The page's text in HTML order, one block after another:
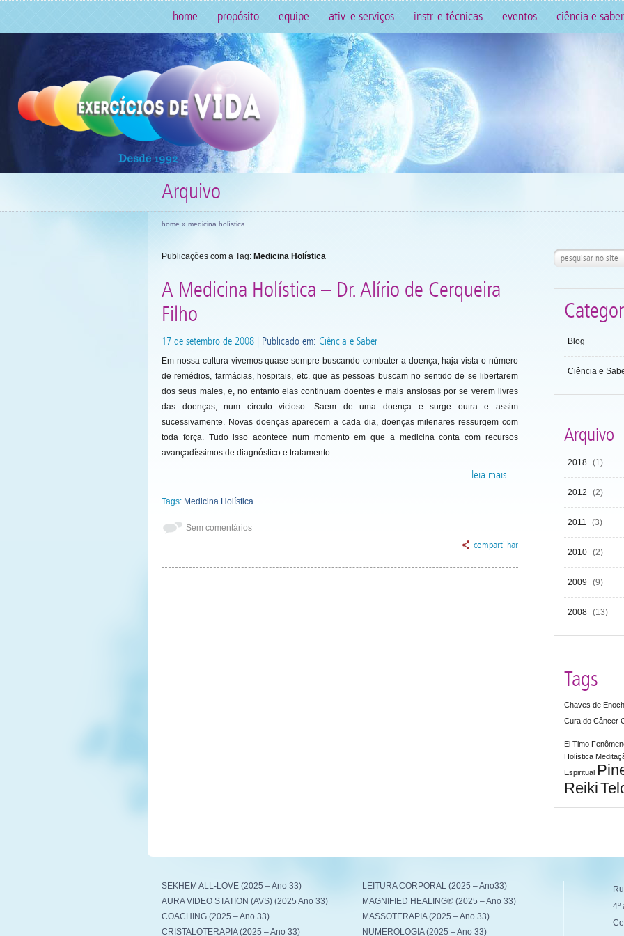
home propósito equipe ativ. e serviços instr. e técnicas eventos ciência e saber
Arquivo
home » medicina holística
Publicações com a Tag: Medicina Holística
A Medicina Holística – Dr. Alírio de Cerqueira
Filho
17 de setembro de 2008 | Publicado em: Ciência e Saber
Em nossa cultura vivemos quase sempre buscando combater a doença, haja vista o número
de remédios, farmácias, hospitais, etc. que as pessoas buscam no sentido de se libertarem
dos seus males, e, no entanto elas continuam doentes e mais ansiosas por se verem livres
das doenças, num círculo vicioso. Saem de uma doença e surge outra e assim
sucessivamente. Novas doenças aparecem a cada dia, doenças milenares ressurgem com
toda força. Tudo isso acontece num momento em que a medicina conta com recursos
avançadíssimos de diagnóstico e tratamento.
leia mais…
Tags: Medicina Holística
Sem comentários
compartilhar
Blog
Ciência e
Arquivo
2018 (1)
2012 (2)
2011 (3)
2010 (2)
2009 (9)
2008 (13)
Tags
Chaves de Enoch
Cura do Câncer
El Timo
Holística
Espiritual
Reiki
SEKHEM ALL-LOVE (2025 – Ano 33)
AURA VIDEO STATION (AVS) (2025 Ano 33)
COACHING (2025 – Ano 33)
CRISTALOTERAPIA (2025 – Ano 33)
LEITURA CORPORAL (2025 – Ano33)
MAGNIFIED HEALING® (2025 – Ano 33)
MASSOTERAPIA (2025 – Ano 33)
NUMEROLOGIA (2025 – Ano 33)
4º